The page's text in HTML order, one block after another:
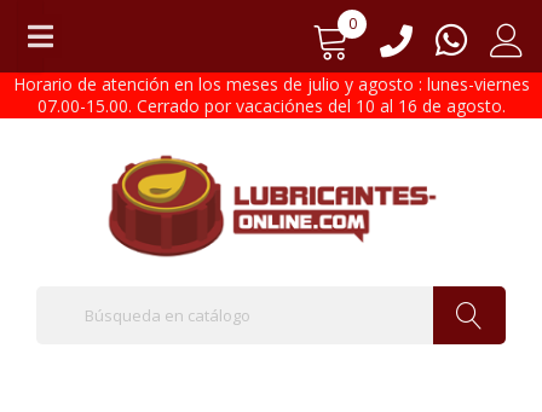
0
Horario de atención en los meses de julio y agosto : lunes-viernes
07.00-15.00. Cerrado por vacaciónes del 10 al 16 de agosto.